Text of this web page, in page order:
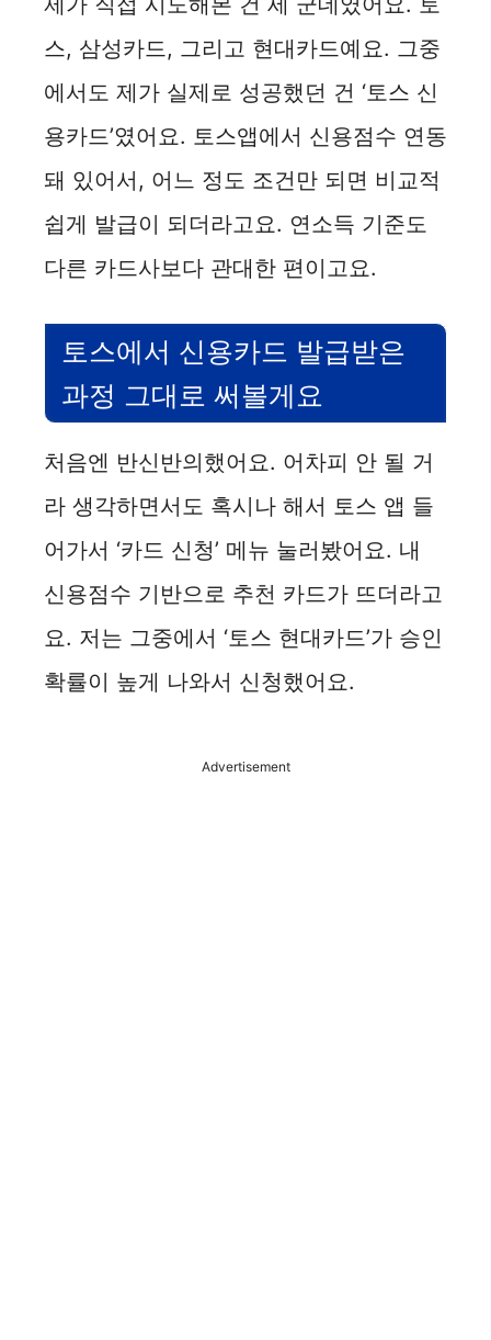
V
i
d
e
o
스, 삼성카드, 그리고 현대카드예요. 그중
에서도 제가 실제로 성공했던 건 ‘토스 신
용카드’였어요. 토스앱에서 신용점수 연동
돼 있어서, 어느 정도 조건만 되면 비교적
쉽게 발급이 되더라고요. 연소득 기준도
다른 카드사보다 관대한 편이고요.
토스에서 신용카드 발급받은
과정 그대로 써볼게요
처음엔 반신반의했어요. 어차피 안 될 거
라 생각하면서도 혹시나 해서 토스 앱 들
어가서 ‘카드 신청’ 메뉴 눌러봤어요. 내
신용점수 기반으로 추천 카드가 뜨더라고
요. 저는 그중에서 ‘토스 현대카드’가 승인
확률이 높게 나와서 신청했어요.
Advertisement